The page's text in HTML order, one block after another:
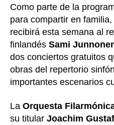
Como parte de la
para compartir en
recibirá esta semana al
finlandés Sami
dos conciertos gratuitos
obras del repertorio
importantes escenarios
La Orquesta
su titular Joachim